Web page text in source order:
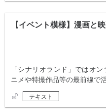
【イベント模様】漫画と
「シナリオランド」ではオ
ニメや特撮作品等の最前線で
テキスト